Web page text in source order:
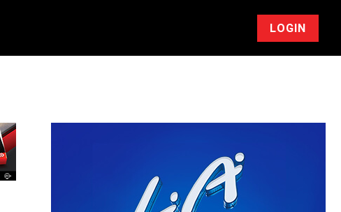
LOGIN